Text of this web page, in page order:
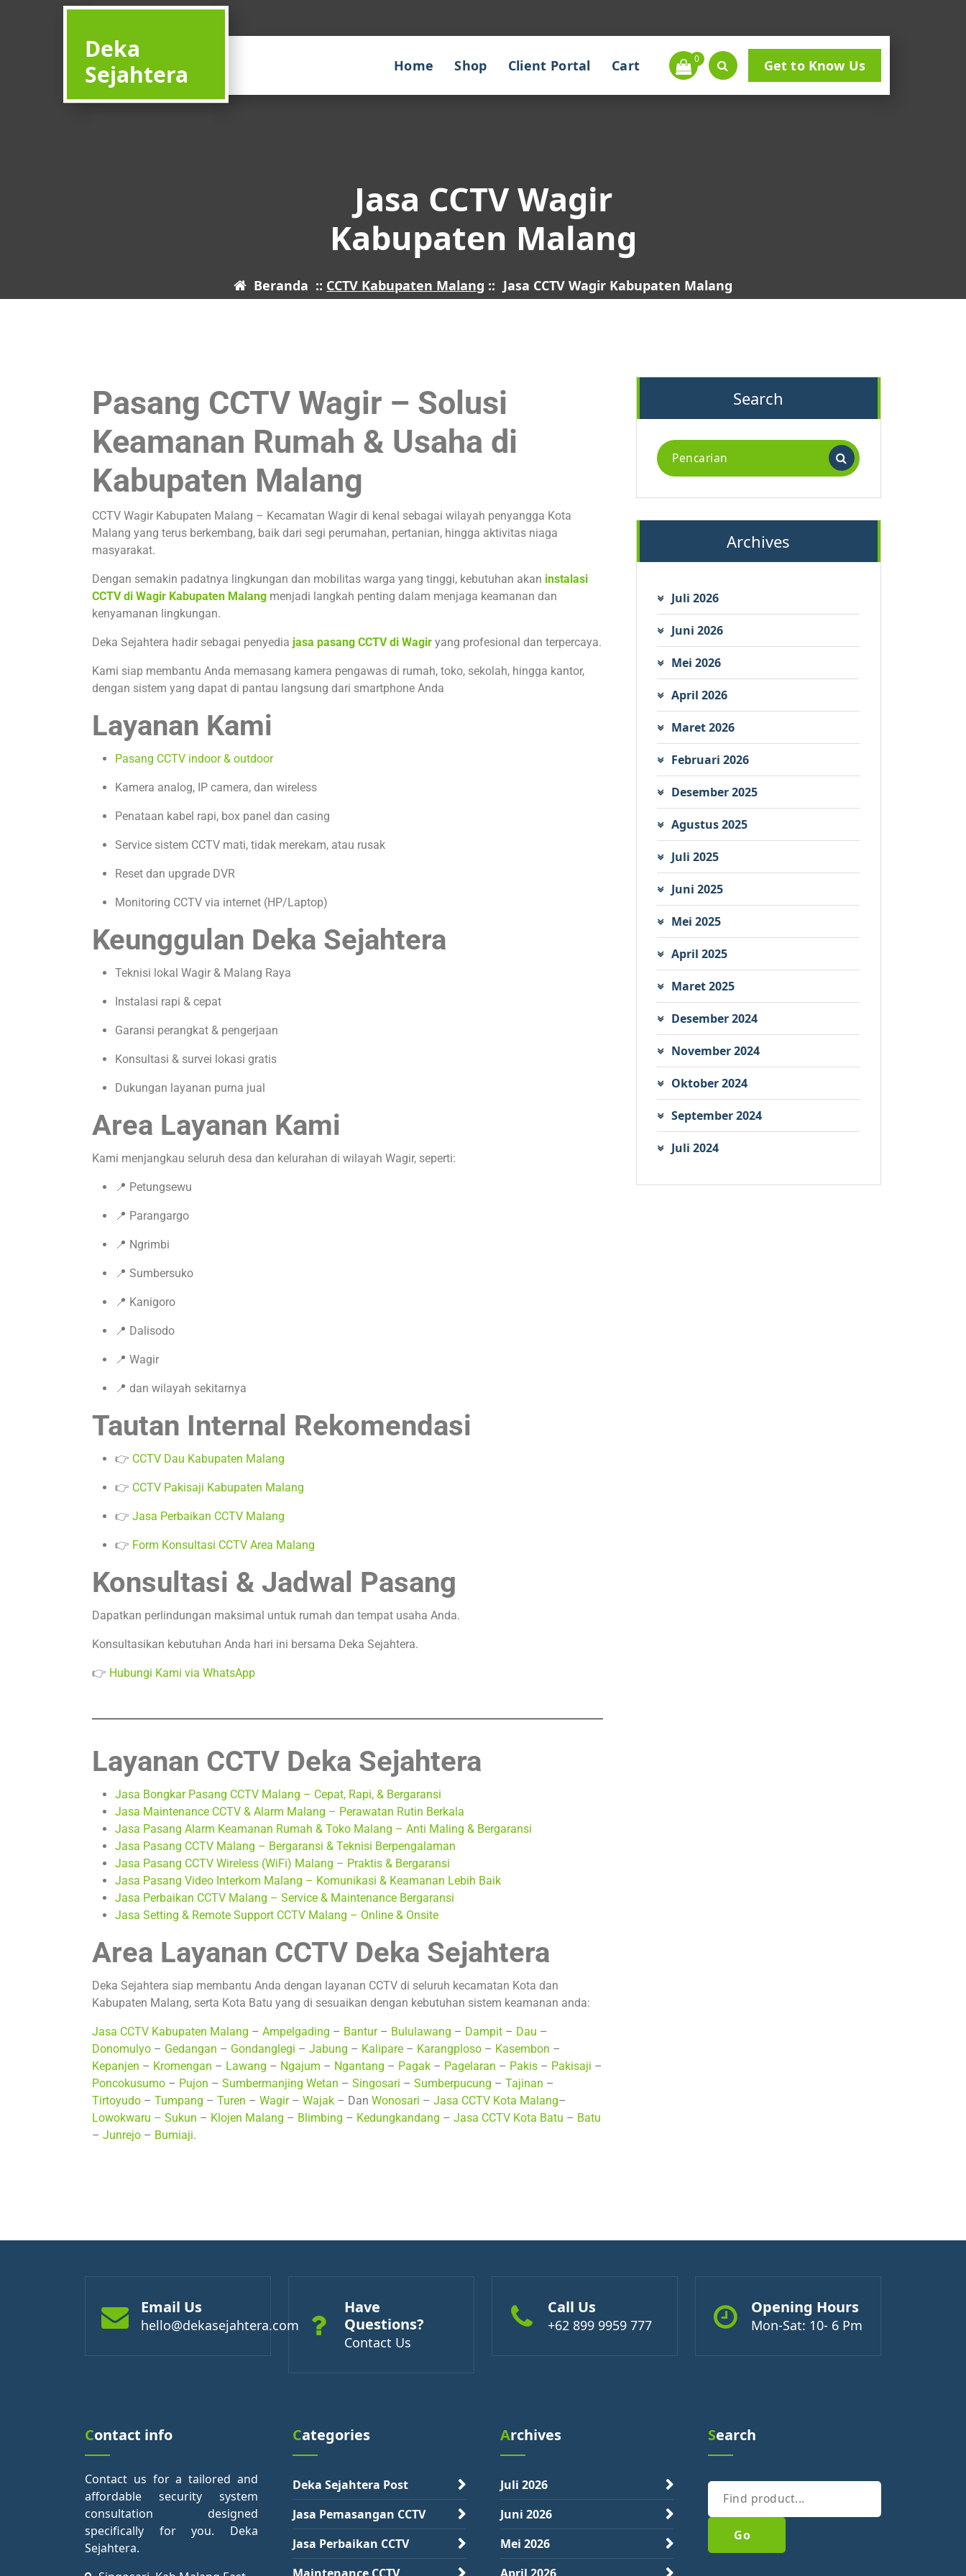
Deka
Sejahtera
Home Shop Client Portal Cart 0 Get to Know Us
Jasa CCTV Wagir
Kabupaten Malang
Beranda :: CCTV Kabupaten Malang :: Jasa CCTV Wagir Kabupaten Malang
Pasang CCTV Wagir – Solusi
Keamanan Rumah & Usaha di
Kabupaten Malang
CCTV Wagir Kabupaten Malang – Kecamatan Wagir di kenal sebagai wilayah penyangga Kota
Malang yang terus berkembang, baik dari segi perumahan, pertanian, hingga aktivitas niaga
masyarakat.
Dengan semakin padatnya lingkungan dan mobilitas warga yang tinggi, kebutuhan akan instalasi
CCTV di Wagir Kabupaten Malang menjadi langkah penting dalam menjaga keamanan dan
kenyamanan lingkungan.
Deka Sejahtera hadir sebagai penyedia jasa pasang CCTV di Wagir yang profesional dan terpercaya.
Kami siap membantu Anda memasang kamera pengawas di rumah, toko, sekolah, hingga kantor,
dengan sistem yang dapat di pantau langsung dari smartphone Anda
Layanan Kami
Pasang CCTV indoor & outdoor
Kamera analog, IP camera, dan wireless
Penataan kabel rapi, box panel dan casing
Service sistem CCTV mati, tidak merekam, atau rusak
Reset dan upgrade DVR
Monitoring CCTV via internet (HP/Laptop)
Keunggulan Deka Sejahtera
Teknisi lokal Wagir & Malang Raya
Instalasi rapi & cepat
Garansi perangkat & pengerjaan
Konsultasi & survei lokasi gratis
Dukungan layanan purna jual
Area Layanan Kami
Kami menjangkau seluruh desa dan kelurahan di wilayah Wagir, seperti:
📍 Petungsewu
📍 Parangargo
📍 Ngrimbi
📍 Sumbersuko
📍 Kanigoro
📍 Dalisodo
📍 Wagir
📍 dan wilayah sekitarnya
Tautan Internal Rekomendasi
👉 CCTV Dau Kabupaten Malang
👉 CCTV Pakisaji Kabupaten Malang
👉 Jasa Perbaikan CCTV Malang
👉 Form Konsultasi CCTV Area Malang
Konsultasi & Jadwal Pasang
Dapatkan perlindungan maksimal untuk rumah dan tempat usaha Anda.
Konsultasikan kebutuhan Anda hari ini bersama Deka Sejahtera.
👉 Hubungi Kami via WhatsApp
Layanan CCTV Deka Sejahtera
Jasa Bongkar Pasang CCTV Malang – Cepat, Rapi, & Bergaransi
Jasa Maintenance CCTV & Alarm Malang – Perawatan Rutin Berkala
Jasa Pasang Alarm Keamanan Rumah & Toko Malang – Anti Maling & Bergaransi
Jasa Pasang CCTV Malang – Bergaransi & Teknisi Berpengalaman
Jasa Pasang CCTV Wireless (WiFi) Malang – Praktis & Bergaransi
Jasa Pasang Video Interkom Malang – Komunikasi & Keamanan Lebih Baik
Jasa Perbaikan CCTV Malang – Service & Maintenance Bergaransi
Jasa Setting & Remote Support CCTV Malang – Online & Onsite
Area Layanan CCTV Deka Sejahtera
Deka Sejahtera siap membantu Anda dengan layanan CCTV di seluruh kecamatan Kota dan
Kabupaten Malang, serta Kota Batu yang di sesuaikan dengan kebutuhan sistem keamanan anda:
Jasa CCTV Kabupaten Malang – Ampelgading – Bantur– Bululawang – Dampit – Dau –
Donomulyo – Gedangan – Gondanglegi – Jabung – Kalipare – Karangploso – Kasembon –
Kepanjen – Kromengan – Lawang – Ngajum – Ngantang – Pagak – Pagelaran – Pakis – Pakisaji –
Poncokusumo – Pujon – Sumbermanjing Wetan – Singosari – Sumberpucung – Tajinan –
Tirtoyudo – Tumpang – Turen – Wagir– Wajak – Dan Wonosari – Jasa CCTV Kota Malang–
Lowokwaru – Sukun – Klojen Malang – Blimbing – Kedungkandang – Jasa CCTV Kota Batu – Batu
– Junrejo – Bumiaji.
Search
Archives
Juli 2026
Juni 2026
Mei 2026
April 2026
Maret 2026
Februari 2026
Desember 2025
Agustus 2025
Juli 2025
Juni 2025
Mei 2025
April 2025
Maret 2025
Desember 2024
November 2024
Oktober 2024
September 2024
Juli 2024
Email Us
hello@dekasejahtera.com
Have
Questions?
Contact Us
Call Us
+62 899 9959 777
Opening Hours
Mon-Sat: 10- 6 Pm
Contact info
Contact us for a tailored and
affordable security system
consultation designed
specifically for you. Deka
Sejahtera.
Categories
Deka Sejahtera Post
Jasa Pemasangan CCTV
Jasa Perbaikan CCTV
Archives
Juli 2026
Juni 2026
Mei 2026
Search
Go